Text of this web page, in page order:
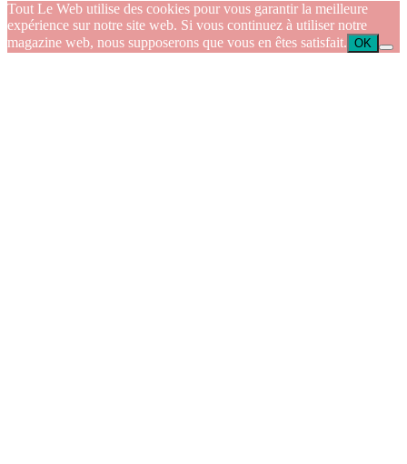
Tout Le Web utilise des cookies pour vous garantir la meilleure
expérience sur notre site web. Si vous continuez à utiliser notre
magazine web, nous supposerons que vous en êtes satisfait. OK